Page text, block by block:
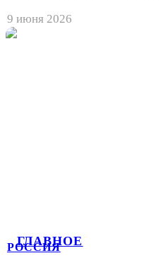
ГЛАВНОЕ
9 июня 2026
РОССИЯ